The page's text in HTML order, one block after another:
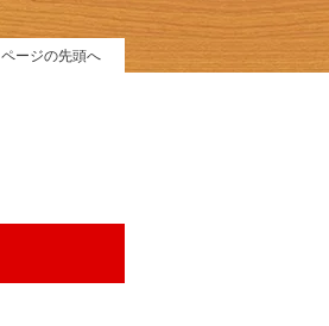
ページの先頭へ